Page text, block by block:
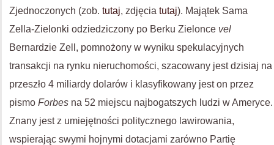
Zjednoczonych (zob. tutaj, zdjęcia tutaj). Majątek Sama
Zella-Zielonki odziedziczony po Berku Zielonce vel
Bernardzie Zell, pomnożony w wyniku spekulacyjnych
transakcji na rynku nieruchomości, szacowany jest dzisiaj na
przeszło 4 miliardy dolarów i klasyfikowany jest on przez
pismo Forbes na 52 miejscu najbogatszych ludzi w Ameryce.
Znany jest z umiejętności politycznego lawirowania,
wspierając swymi hojnymi dotacjami zarówno Partię